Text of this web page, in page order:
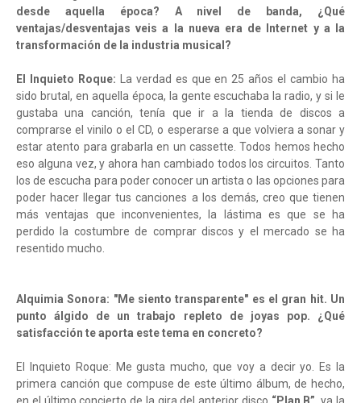
desde aquella época? A nivel de banda, ¿Qué
ventajas/desventajas veis a la nueva era de Internet y a la
transformación de la industria musical?
El Inquieto Roque: La verdad es que en 25 años el cambio ha
sido brutal, en aquella época, la gente escuchaba la radio, y si le
gustaba una canción, tenía que ir a la tienda de discos a
comprarse el vinilo o el CD, o esperarse a que volviera a sonar y
estar atento para grabarla en un cassette. Todos hemos hecho
eso alguna vez, y ahora han cambiado todos los circuitos. Tanto
los de escucha para poder conocer un artista o las opciones para
poder hacer llegar tus canciones a los demás, creo que tienen
más ventajas que inconvenientes, la lástima es que se ha
perdido la costumbre de comprar discos y el mercado se ha
resentido mucho.
Alquimia Sonora: "Me siento transparente" es el gran hit. Un
punto álgido de un trabajo repleto de joyas pop. ¿Qué
satisfacción te aporta este tema en concreto?
El Inquieto Roque: Me gusta mucho, que voy a decir yo. Es la
primera canción que compuse de este último álbum, de hecho,